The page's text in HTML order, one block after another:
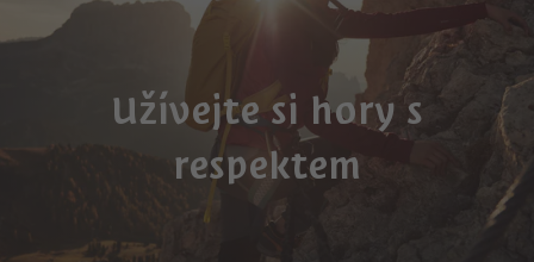
Užívejte si hory s
respektem